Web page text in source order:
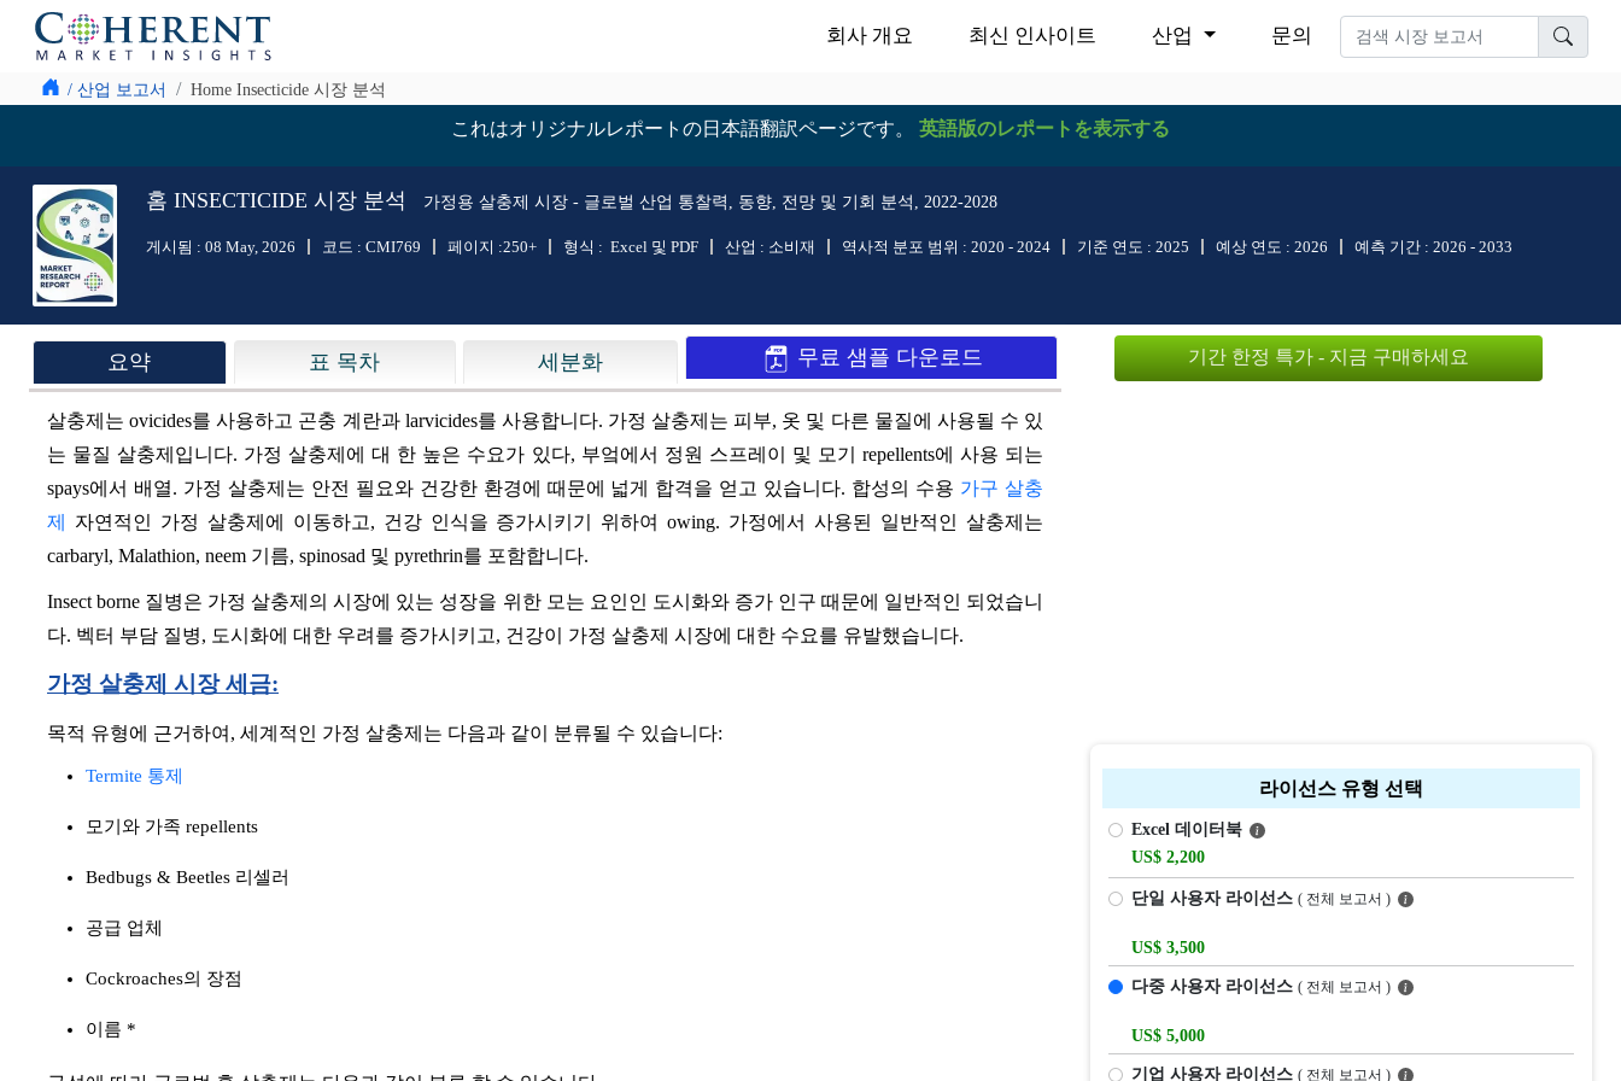
회사 개요 최신 인사이트 산업 문의
/ 산업 보고서 Home Insecticide 시장 분석
これはオリジナルレポートの日本語翻訳ページです。 英語版のレポートを表示する
홈 INSECTICIDE 시장 분석 가정용 살충제 시장 - 글로벌 산업 통찰력, 동향, 전망 및 기회 분석, 2022-2028
게시됨 : 08 May, 2026 코드 : CMI769 페이지 :250+ 형식 : Excel 및 PDF 산업 : 소비재 역사적 분포 범위 : 2020 - 2024 기준 연도 : 2025 예상 연도 : 2026 예측 기간 : 2026 - 2033
요약 표 목차 세분화 무료 샘플 다운로드
살충제는 ovicides를 사용하고 곤충 계란과 larvicides를 사용합니다. 가정 살충제는 피부, 옷 및 다른 물질에 사용될 수 있
는 물질 살충제입니다. 가정 살충제에 대 한 높은 수요가 있다, 부엌에서 정원 스프레이 및 모기 repellents에 사용 되는
spays에서 배열. 가정 살충제는 안전 필요와 건강한 환경에 때문에 넓게 합격을 얻고 있습니다. 합성의 수용 가구 살충
제
자연적인 가정 살충제에 이동하고, 건강 인식을 증가시키기 위하여 owing. 가정에서 사용된 일반적인 살충제는
carbaryl, Malathion, neem 기름, spinosad 및 pyrethrin를 포함합니다.
Insect borne 질병은 가정 살충제의 시장에 있는 성장을 위한 모는 요인인 도시화와 증가 인구 때문에 일반적인 되었습니
다. 벡터 부담 질병, 도시화에 대한 우려를 증가시키고, 건강이 가정 살충제 시장에 대한 수요를 유발했습니다.
가정 살충제 시장 세금:
목적 유형에 근거하여, 세계적인 가정 살충제는 다음과 같이 분류될 수 있습니다:
Termite 통제
모기와 가족 repellents
Bedbugs & Beetles 리셀러
공급 업체
Cockroaches의 장점
이름 *
기간 한정 특가 - 지금 구매하세요
라이선스 유형 선택
Excel 데이터북
US$ 2,200
단일 사용자 라이선스 ( 전체 보고서 )
US$ 3,500
다중 사용자 라이선스 ( 전체 보고서 )
US$ 5,000
기업 사용자 라이선스 ( 전체 보고서 )